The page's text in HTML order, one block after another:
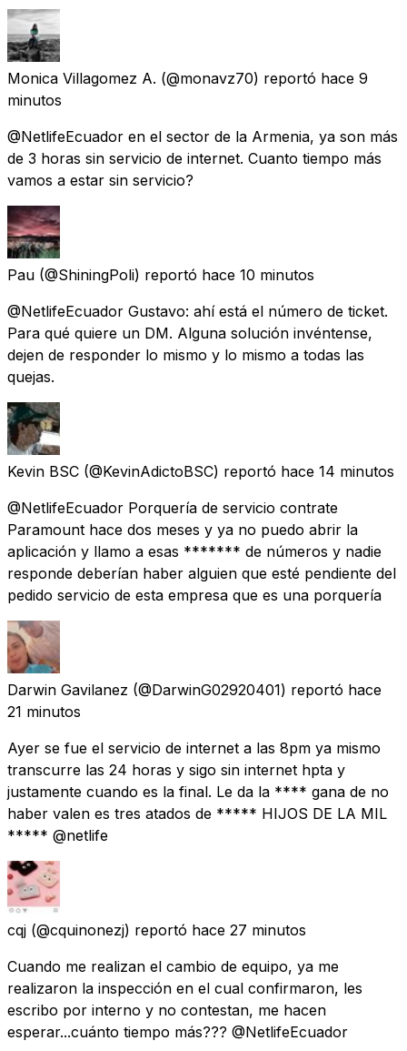
Monica Villagomez A. (@monavz70) reportó hace 9
minutos
@NetlifeEcuador en el sector de la Armenia, ya son más
de 3 horas sin servicio de internet. Cuanto tiempo más
vamos a estar sin servicio?
Pau (@ShiningPoli) reportó hace 10 minutos
@NetlifeEcuador Gustavo: ahí está el número de ticket.
Para qué quiere un DM. Alguna solución invéntense,
dejen de responder lo mismo y lo mismo a todas las
quejas.
Kevin BSC (@KevinAdictoBSC) reportó hace 14 minutos
@NetlifeEcuador Porquería de servicio contrate
Paramount hace dos meses y ya no puedo abrir la
aplicación y llamo a esas ******* de números y nadie
responde deberían haber alguien que esté pendiente del
pedido servicio de esta empresa que es una porquería
Darwin Gavilanez (@DarwinG02920401) reportó hace
21 minutos
Ayer se fue el servicio de internet a las 8pm ya mismo
transcurre las 24 horas y sigo sin internet hpta y
justamente cuando es la final. Le da la **** gana de no
haber valen es tres atados de ***** HIJOS DE LA MIL
***** @netlife
cqj (@cquinonezj) reportó hace 27 minutos
Cuando me realizan el cambio de equipo, ya me
realizaron la inspección en el cual confirmaron, les
escribo por interno y no contestan, me hacen
esperar...cuánto tiempo más??? @NetlifeEcuador